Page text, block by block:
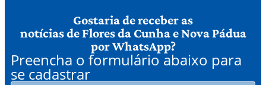
Gostaria de receber as
notícias de Flores da Cunha e Nova Pádua
por WhatsApp?
Preencha o formulário abaixo para
se cadastrar